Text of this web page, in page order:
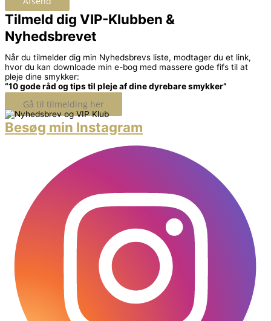
Tilmeld dig VIP-Klubben &
Nyhedsbrevet
Når du tilmelder dig min Nyhedsbrevs liste, modtager du et link,
hvor du kan downloade min e-bog med massere gode fifs til at
pleje dine smykker:
“10 gode råd og tips til pleje af dine dyrebare smykker”
Gå til tilmelding her
Besøg min Instagram